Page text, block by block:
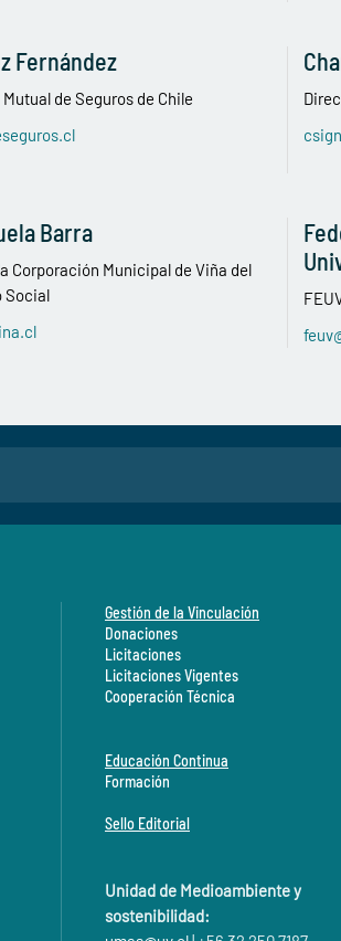
Fernández
de Seguros de Chile
Barra
Corporación Municipal de Viña del
Social
Gestión de la Vinculación
Donaciones
Licitaciones
Licitaciones Vigentes
Cooperación Técnica
Educación Continua
Formación
Sello Editorial
Unidad de Medioambiente y
sostenibilidad: